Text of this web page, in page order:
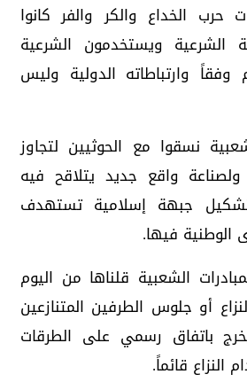
حرب الخداع والكر والفر كانوا
الشرعية ويستخدمون الشرعية
وارتباطاته الدولية وليس
نسقوا مع الحوثيين لتجاوز
واقع جديد يتلاقح فيه
جبهة إسلامية تستهدف
الوطنية فيها.
الشعبية قلناها من اليوم
أو جلوس الطرفين المتنازعين
باتفاق رسمي على الطرقات
النزاع قائماً.